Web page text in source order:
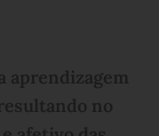
aprendizagem
no